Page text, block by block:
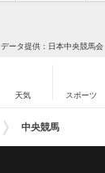
データ提供：日本中央競馬会
天気 スポーツ
中央競馬